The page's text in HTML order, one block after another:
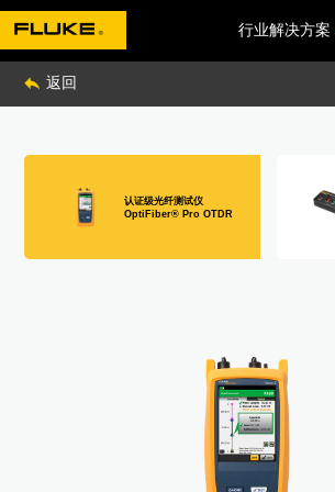
行业解决方案
返回
认证级光纤测试仪
OptiFiber® Pro OTDR